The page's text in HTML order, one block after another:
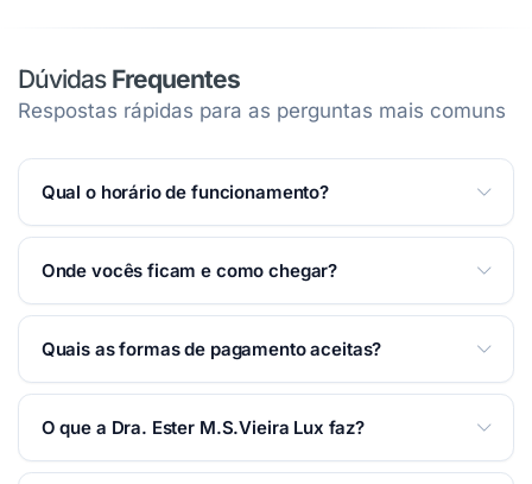
Dúvidas Frequentes
Respostas rápidas para as perguntas mais comuns
Qual o horário de funcionamento?
Atendemos Segunda a Sexta das 09:00 às 17:30;
na página.
Onde vocês ficam e como chegar?
Temos 3 endereços: Rua Carneiro de Souza, 16 —
Centro — Taubaté/SP; Avenida Cassiopéia , 556 —
Jardim Satélite — São José dos Campos/SP. Veja
Quais as formas de pagamento aceitas?
Aceitamos: Cartão de crédito, Cartão de débito,
O que a Dra. Ester M.S.Vieira Lux faz?